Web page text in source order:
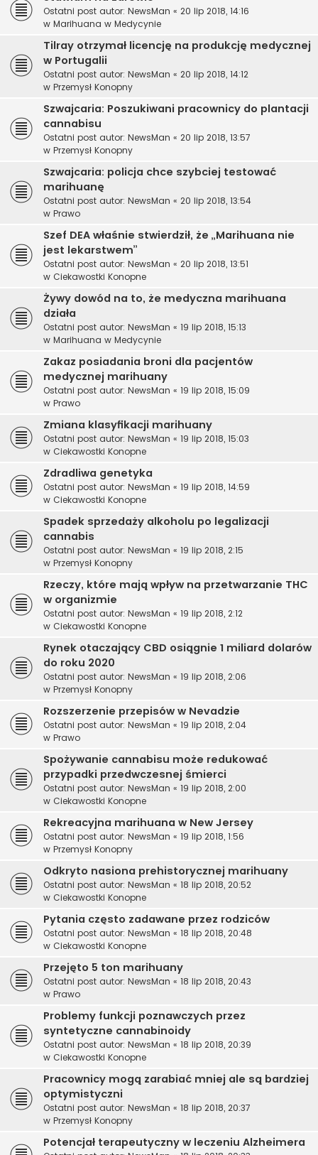
Ostatni post autor: NewsMan « 20 lip 2018, 14:16
w Marihuana w Medycynie
Tilray otrzymał licencję na produkcję medycznej
w Portugalii
Ostatni post autor: NewsMan « 20 lip 2018, 14:12
w Przemysł Konopny
Szwajcaria: Poszukiwani pracownicy do plantacji
cannabisu
Ostatni post autor: NewsMan « 20 lip 2018, 13:57
w Przemysł Konopny
Szwajcaria: policja chce szybciej testować
marihuanę
Ostatni post autor: NewsMan « 20 lip 2018, 13:54
w Prawo
Szef DEA właśnie stwierdził, że „Marihuana nie
jest lekarstwem”
Ostatni post autor: NewsMan « 20 lip 2018, 13:51
w Ciekawostki Konopne
Żywy dowód na to, że medyczna marihuana
działa
Ostatni post autor: NewsMan « 19 lip 2018, 15:13
w Marihuana w Medycynie
Zakaz posiadania broni dla pacjentów
medycznej marihuany
Ostatni post autor: NewsMan « 19 lip 2018, 15:09
w Prawo
Zmiana klasyfikacji marihuany
Ostatni post autor: NewsMan « 19 lip 2018, 15:03
w Ciekawostki Konopne
Zdradliwa genetyka
Ostatni post autor: NewsMan « 19 lip 2018, 14:59
w Ciekawostki Konopne
Spadek sprzedaży alkoholu po legalizacji
cannabis
Ostatni post autor: NewsMan « 19 lip 2018, 2:15
w Przemysł Konopny
Rzeczy, które mają wpływ na przetwarzanie THC
w organizmie
Ostatni post autor: NewsMan « 19 lip 2018, 2:12
w Ciekawostki Konopne
Rynek otaczający CBD osiągnie 1 miliard dolarów
do roku 2020
Ostatni post autor: NewsMan « 19 lip 2018, 2:06
w Przemysł Konopny
Rozszerzenie przepisów w Nevadzie
Ostatni post autor: NewsMan « 19 lip 2018, 2:04
w Prawo
Spożywanie cannabisu może redukować
przypadki przedwczesnej śmierci
Ostatni post autor: NewsMan « 19 lip 2018, 2:00
w Ciekawostki Konopne
Rekreacyjna marihuana w New Jersey
Ostatni post autor: NewsMan « 19 lip 2018, 1:56
w Przemysł Konopny
Odkryto nasiona prehistorycznej marihuany
Ostatni post autor: NewsMan « 18 lip 2018, 20:52
w Ciekawostki Konopne
Pytania często zadawane przez rodziców
Ostatni post autor: NewsMan « 18 lip 2018, 20:48
w Ciekawostki Konopne
Przejęto 5 ton marihuany
Ostatni post autor: NewsMan « 18 lip 2018, 20:43
w Prawo
Problemy funkcji poznawczych przez
syntetyczne cannabinoidy
Ostatni post autor: NewsMan « 18 lip 2018, 20:39
w Ciekawostki Konopne
Pracownicy mogą zarabiać mniej ale są bardziej
optymistyczni
Ostatni post autor: NewsMan « 18 lip 2018, 20:37
w Przemysł Konopny
Potencjał terapeutyczny w leczeniu Alzheimera